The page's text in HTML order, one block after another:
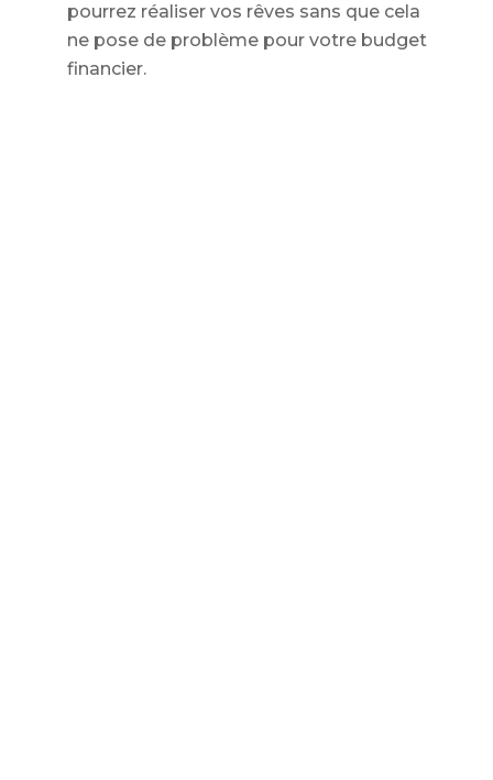
pourrez réaliser vos rêves sans que cela
ne pose de problème pour votre budget
financier.